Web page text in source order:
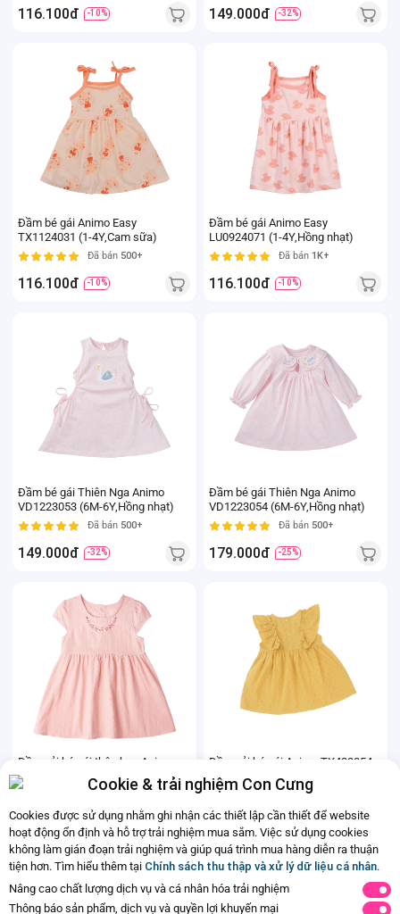
116.100đ -10% 149.000đ -32%
Đầm bé gái Animo Easy
TX1124031 (1-4Y,Cam sữa)
Đã bán 500+
116.100đ -10%
Đầm bé gái Animo Easy
LU0924071 (1-4Y,Hồng nhạt)
Đã bán 1K+
116.100đ -10%
Đầm bé gái Thiên Nga Animo
VD1223053 (6M-6Y,Hồng nhạt)
Đã bán 500+
149.000đ -32%
Đầm bé gái Thiên Nga Animo
VD1223054 (6M-6Y,Hồng nhạt)
Đã bán 500+
179.000đ -25%
Đầm vải bé gái thêu hoa Animo
TX1122075 (6M-6Y,Hồng)
149.000đ -25%
Đầm vải bé gái Animo TX422054
(6M-3Y)
Đã bán2K+
149.000đ -25%
Ba mẹ đã xem hết nội dung rồi.
Cookie & trải nghiệm Con Cưng
Cookies được sử dụng nhằm ghi nhận các thiết lập cần thiết để website
hoạt động ổn định và hỗ trợ trải nghiệm mua sắm. Việc sử dụng cookies
không làm gián đoạn trải nghiệm và giúp quá trình mua hàng diễn ra thuận
tiện hơn. Tìm hiểu thêm tại Chính sách thu thập và xử lý dữ liệu cá nhân.
Nâng cao chất lượng dịch vụ và cá nhân hóa trải nghiệm
Thông báo sản phẩm, dịch vụ và quyền lợi khuyến mại